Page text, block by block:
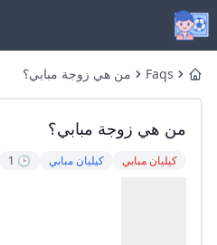
Home
Faqs من هي زوجة مبابي؟
من هي زوجة مبابي؟
كيليان مبابي كيليان مبابي 🕒 1